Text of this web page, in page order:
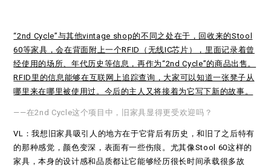
“2nd Cycle”与其他vintage shop的不同之处在于，回收来的Stool
60等家具，会在背面附上一个RFID（无线IC芯片），里面记录着曾
经使用的场所、年代历史等信息，再作为“2nd Cycle”的商品出售。
RFID里的信息能够在互联网上追踪查询，大家可以知道一张凳子从
哪里来在哪里被使用过。今后的主人又将接着为它写下新的故事。
——在2nd Cycle这个项目中，旧家具显得更受欢迎吗？
VL：我想旧家具吸引人的地方在于它背后有历史，和旧了之后特有
的那种感觉，颜色变深，表面有一些伤痕。尤其像Stool 60这样的
家具，本身的设计感和品质都让它能够经历很长时间承载很多故